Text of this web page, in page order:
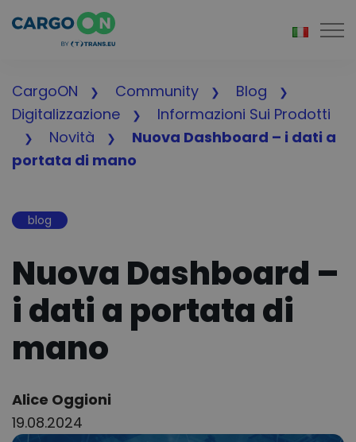
CargoON Community
Blog
Digitalizzazione
Informazioni Sui Prodotti
Novità
Nuova Dashboard – i dati a
portata di mano
blog
Nuova Dashboard –
i dati a portata di
mano
Author:
Alice Oggioni
19.08.2024